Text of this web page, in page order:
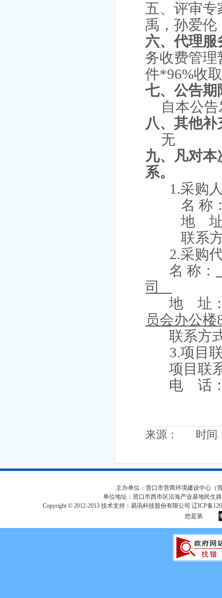
五、评审专
禹，孙爱伦
六、代理服
务收费管理
件*96%收
七、公告期
自本公
八、其他补
无
九、凡对
系。
1.采购
名 称
地
联系
2.采购
名 称：
司
地 址
员会办公楼
联系方
3.项目
项目联
电 话
来源： 时间
主办单位：营口市营商环境建设中心（
单位地址：营口市西市区沿海产业基地民生
Copyright © 2012-2013 技术支持：易讯科技股份有限公司 辽ICP备
您是第